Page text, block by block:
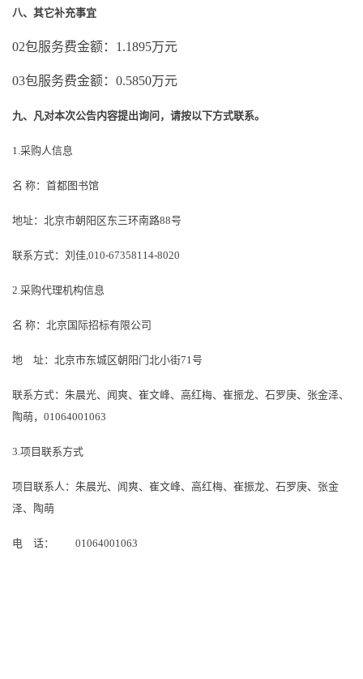
八、其它补充事宜
02包服务费金额：1.1895万元
03包服务费金额：0.5850万元
九、凡对本次公告内容提出询问，请按以下方式联系。
1.采购人信息
名 称：首都图书馆
地址：北京市朝阳区东三环南路88号
联系方式：刘佳,010-67358114-8020
2.采购代理机构信息
名 称：北京国际招标有限公司
地 址：北京市东城区朝阳门北小街71号
联系方式：朱晨光、闻爽、崔文峰、高红梅、崔振龙、石罗庚、张金泽、
陶萌， 01064001063
3.项目联系方式
项目联系人：朱晨光、闻爽、崔文峰、高红梅、崔振龙、石罗庚、张金
泽、陶萌
电 话： 01064001063